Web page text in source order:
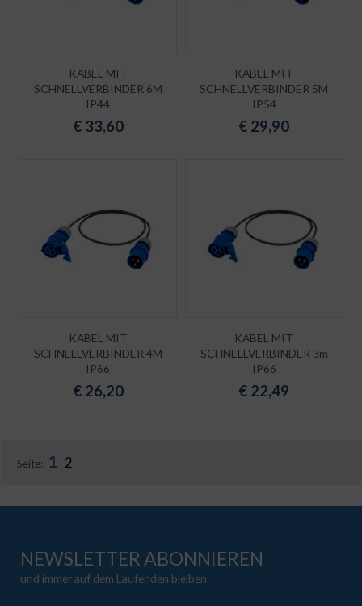
KABEL MIT
SCHNELLVERBINDER 6M
IP44
€ 33,60
KABEL MIT
SCHNELLVERBINDER 5M
IP54
€ 29,90
KABEL MIT
SCHNELLVERBINDER 4M
IP66
€ 26,20
KABEL MIT
SCHNELLVERBINDER 3m
IP66
€ 22,49
Seite: 1 2
NEWSLETTER ABONNIEREN
und immer auf dem Laufenden bleiben